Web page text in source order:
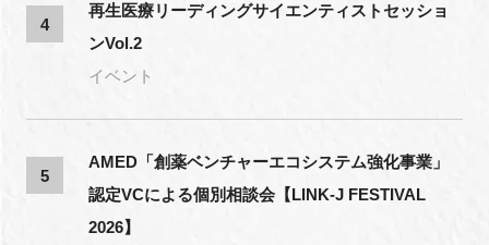
4
再生医療リーディングサイエンティストセッショ
ンVol.2
イベント
5
AMED「創薬ベンチャーエコシステム強化事業」
認定VCによる個別相談会【LINK-J FESTIVAL
2026】